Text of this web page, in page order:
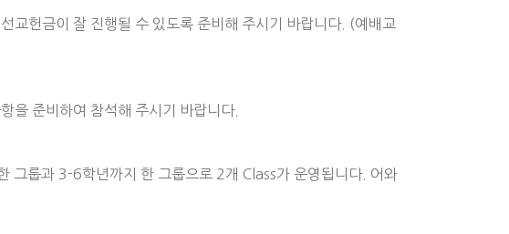
교헌금이 잘 진행될 수 있도록 준비해 주시기 바랍니다. (예배교
을 준비하여 참석해 주시기 바랍니다.
그룹과 3-6학년까지 한 그룹으로 2개 Class가 운영됩니다. 어와